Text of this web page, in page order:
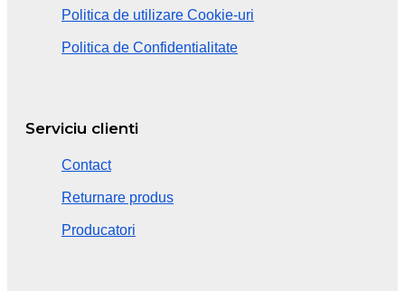
Politica de utilizare Cookie-uri
Politica de Confidentialitate
Serviciu clienti
Contact
Returnare produs
Producatori